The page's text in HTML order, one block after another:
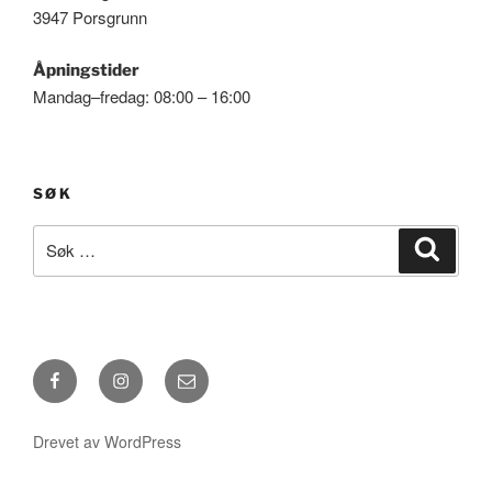
3947 Porsgrunn
Åpningstider
Mandag–fredag: 08:00 – 16:00
SØK
etter:
FacebookInstagramE-
post
Drevet av WordPress